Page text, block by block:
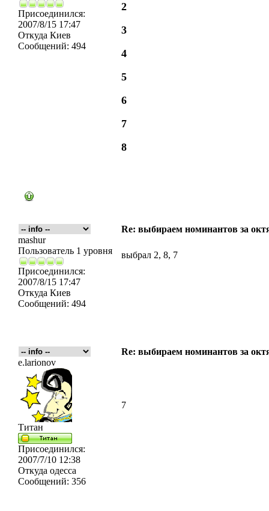
Присоединился:
2007/8/15 17:47
Откуда Киев
Сообщений: 494
2
3
4
5
6
7
8
Re: выбираем номинантов за
mashur
Пользователь 1 уровня
Присоединился:
2007/8/15 17:47
Откуда Киев
Сообщений: 494
выбрал 2, 8, 7
Re: выбираем номинантов за
e.larionov
Титан
Присоединился:
2007/7/10 12:38
Откуда одесса
Сообщений: 356
7